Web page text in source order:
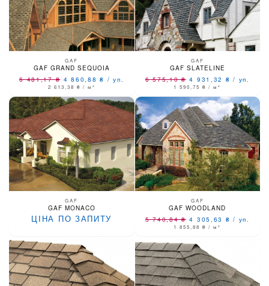
GAF
GAF GRAND SEQUOIA
6 481,17₴ 4 860,88₴ / уп.
2 613,38 ₴ / м²
GAF
GAF SLATELINE
6 575,10₴ 4 931,32 ₴ / уп.
1 590,75₴ / м²
GAF
GAF MONACO
ЦІНА ПО ЗАПИТУ
GAF
GAF WOODLAND
5 740,84₴ 4 305,63 ₴ / уп.
1 855,88₴ / м²